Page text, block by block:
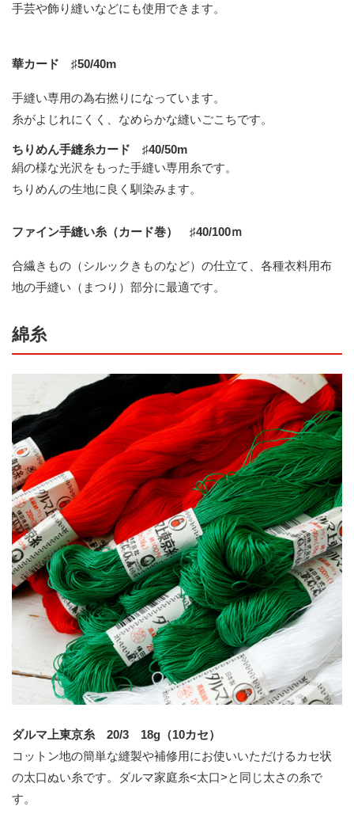
手芸や飾り縫いなどにも使用できます。
華カード ♯50/40m
手縫い専用の為右撚りになっています。
糸がよじれにくく、なめらかな縫いごこちです。
ちりめん手縫糸カード ♯40/50m
絹の様な光沢をもった手縫い専用糸です。
ちりめんの生地に良く馴染みます。
ファイン手縫い糸（カード巻） ♯40/100ｍ
合繊きもの（シルックきものなど）の仕立て、各種衣料用布
地の手縫い（まつり）部分に最適です。
綿糸
ダルマ上東京糸 20/3 18g（10カセ）
コットン地の簡単な縫製や補修用にお使いいただけるカセ状
の太口ぬい糸です。ダルマ家庭糸<太口>と同じ太さの糸で
す。